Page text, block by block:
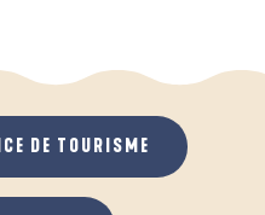
PLEUT
AIR
DE TOURISME